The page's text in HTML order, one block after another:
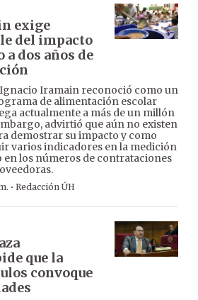
exige
del impacto
a dos años de
Iramain reconoció como un
de alimentación escolar
actualmente a más de un millón
advirtió que aún no existen
demostrar su impacto y como
varios indicadores en la medición
en los números de contrataciones
· Redacción ÚH
que la
convoque